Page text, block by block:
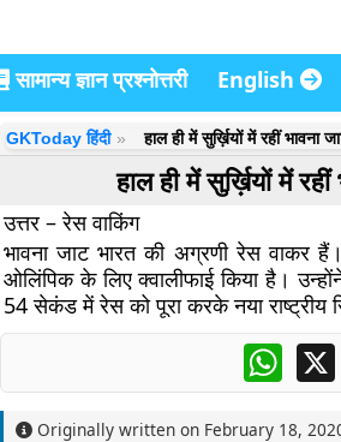
सामान्य ज्ञान प्रश्नोत्तरी English
GKToday हिंदी हाल ही में सुर्ख़ियों में रहीं
हाल ही में सुर्ख़ियों में
उत्तर – रेस वाकिंग
भावना जाट भारत की अग्रणी रेस वाकर
ओलिंपिक के लिए क्वालीफाई किया है।
54 सेकंड में रेस को पूरा करके नया राष्ट्रीय
X
Originally written on February 18,